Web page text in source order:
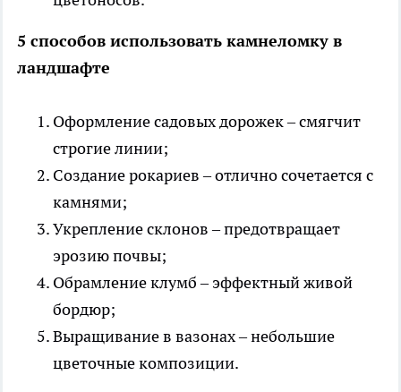
5 способов использовать камнеломку в
ландшафте
Оформление садовых дорожек – смягчит
строгие линии;
Создание рокариев – отлично сочетается с
камнями;
Укрепление склонов – предотвращает
эрозию почвы;
Обрамление клумб – эффектный живой
бордюр;
Выращивание в вазонах – небольшие
цветочные композиции.